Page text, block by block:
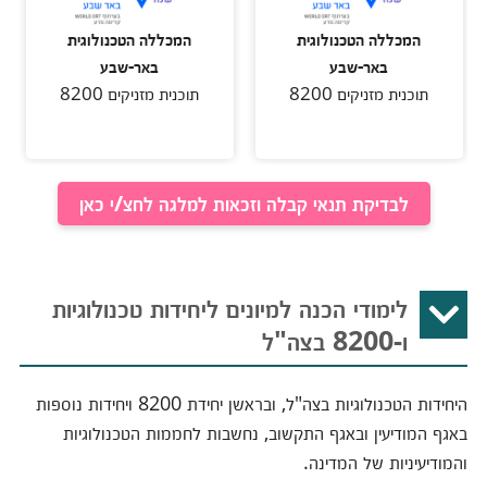
המכללה הטכנולוגית
באר-שבע
תוכנית מזניקים 8200
המכללה הטכנולוגית
באר-שבע
תוכנית מזניקים 8200
לבדיקת תנאי קבלה וזכאות למלגה לחצ/י כאן
לימודי הכנה למיונים ליחידות טכנולוגיות
ו-8200 בצה"ל
היחידות הטכנולוגיות בצה"ל, ובראשן יחידת 8200 ויחידות נוספות
באגף המודיעין ובאגף התקשוב, נחשבות לחממות הטכנולוגיות
והמודיעיניות של המדינה.